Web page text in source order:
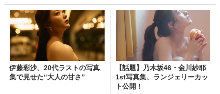
伊藤彩沙、20代ラストの写真
集で見せた“大人の甘さ”
【話題】乃木坂46・金川紗耶
1st写真集、ランジェリーカッ
ト公開！